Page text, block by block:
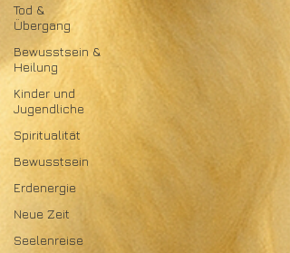
Tod &
Übergang
Bewusstsein &
Heilung
Kinder und
Jugendliche
Spiritualität
Bewusstsein
Erdenergie
Neue Zeit
Seelenreise